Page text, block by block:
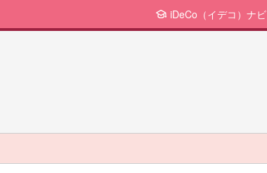
iDeCo（イデコ）ナビ